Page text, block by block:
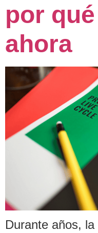
por
ahora
Durante años,